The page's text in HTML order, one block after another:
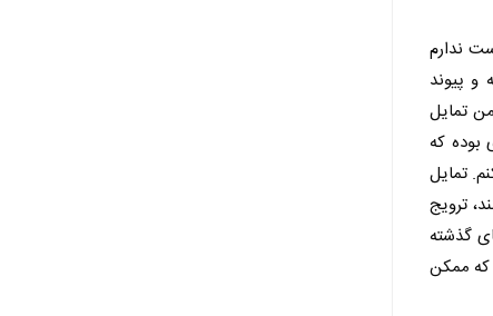
ندارم
و پیوند
تمایل
بوده که
تمایل
ترویج
گذشته
که ممکن